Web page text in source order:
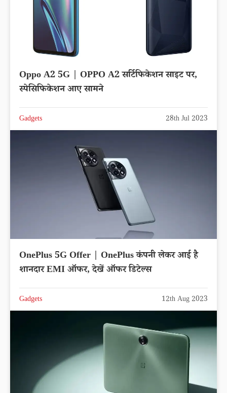
Oppo A2 5G | OPPO A2 सर्टिफिकेशन साइट पर,
स्पेसिफिकेशन आए सामने
Gadgets 28th Jul 2023
OnePlus 5G Offer | OnePlus कंपनी लेकर आई है
शानदार EMI ऑफर, देखें ऑफर डिटेल्स
Gadgets 12th Aug 2023